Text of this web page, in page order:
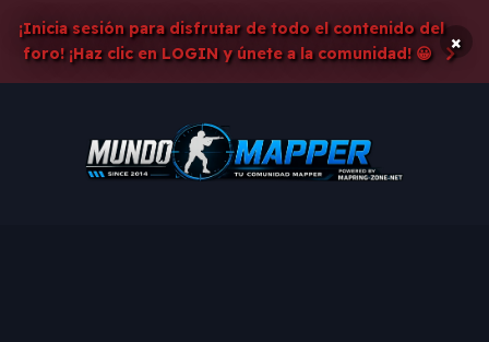
¡Inicia sesión para disfrutar de todo el contenido del
foro! ¡Haz clic en LOGIN y únete a la comunidad! 😀
×